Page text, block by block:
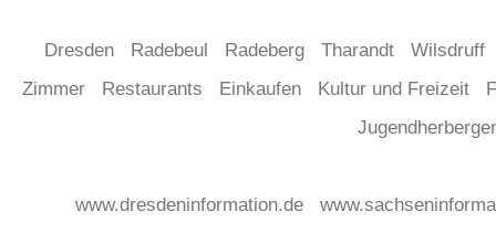
Dresden Radebeul Radeberg Tharandt
Wilsdruff
Zimmer
Restaurants Einkaufen Kultur und Freizeit
www.dresdeninformation.de